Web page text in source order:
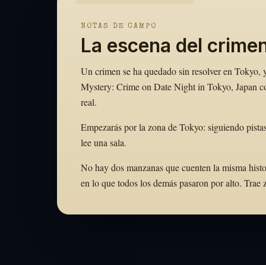
NOTAS DE CAMPO
La escena del
Un crimen se ha quedado sin resolver en
Mystery: Crime on Date Night in Tokyo, Japan
real.
Empezarás por la zona de Tokyo: siguiendo
lee una sala.
No hay dos manzanas que cuenten la misma
en lo que todos los demás pasaron por alto.